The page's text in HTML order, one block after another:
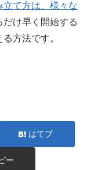
立て方は、様々な
け早く開始する
方法です。
はてブ
ー